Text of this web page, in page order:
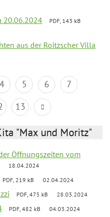
20.06.2024
PDF, 143 kB
aus der Roitzscher Villa
4 5 6
7
13
"Max und Moritz"
Öffnungszeiten vom
18.04.2024
PDF, 219 kB 02.04.2024
PDF, 475 kB 28.03.2024
PDF, 482 kB 04.03.2024